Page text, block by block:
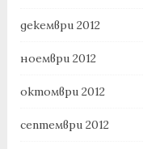
декември 2012
ноември 2012
октомври 2012
септември 2012